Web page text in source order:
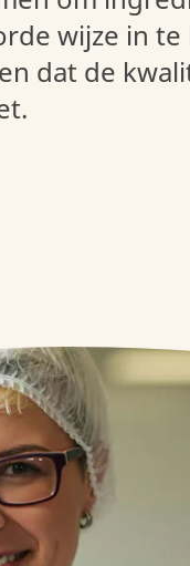
wijze in te
dat de